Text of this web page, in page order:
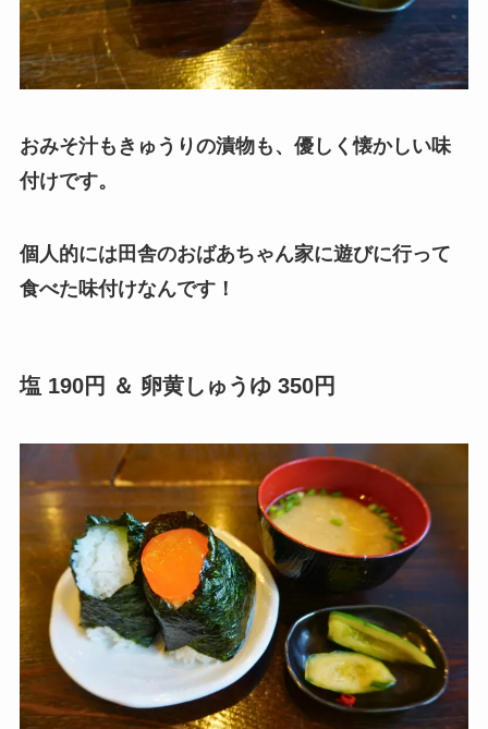
おみそ汁もきゅうりの漬物も、優しく懐かしい味
付けです。
個人的には田舎のおばあちゃん家に遊びに行って
食べた味付けなんです！
塩 190円 ＆ 卵黄しゅうゆ 350円